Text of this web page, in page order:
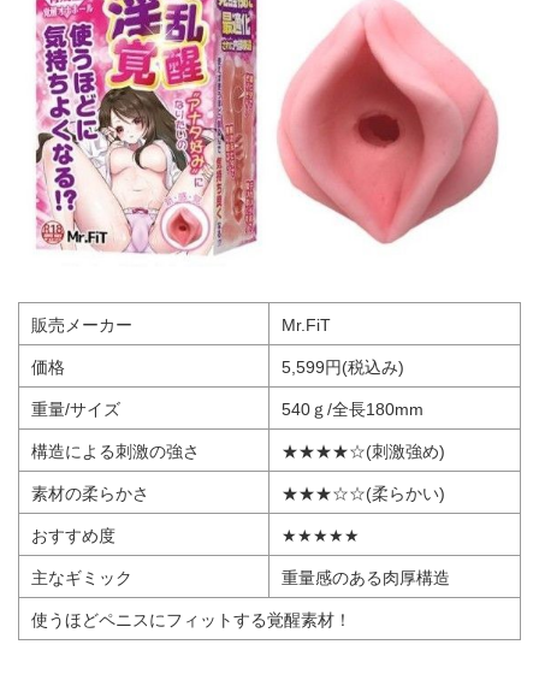
販売メーカー Mr.FiT
価格 5,599円(税込み)
重量/サイズ 540ｇ/全長180mm
構造による刺激の強さ ★★★★☆(刺激強め)
素材の柔らかさ ★★★☆☆(柔らかい)
おすすめ度 ★★★★★
主なギミック 重量感のある肉厚構造
使うほどペニスにフィットする覚醒素材！